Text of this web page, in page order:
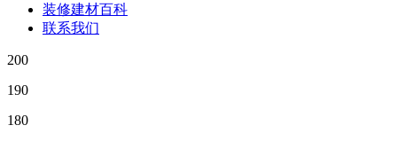
装修建材百科
联系我们
200
190
180